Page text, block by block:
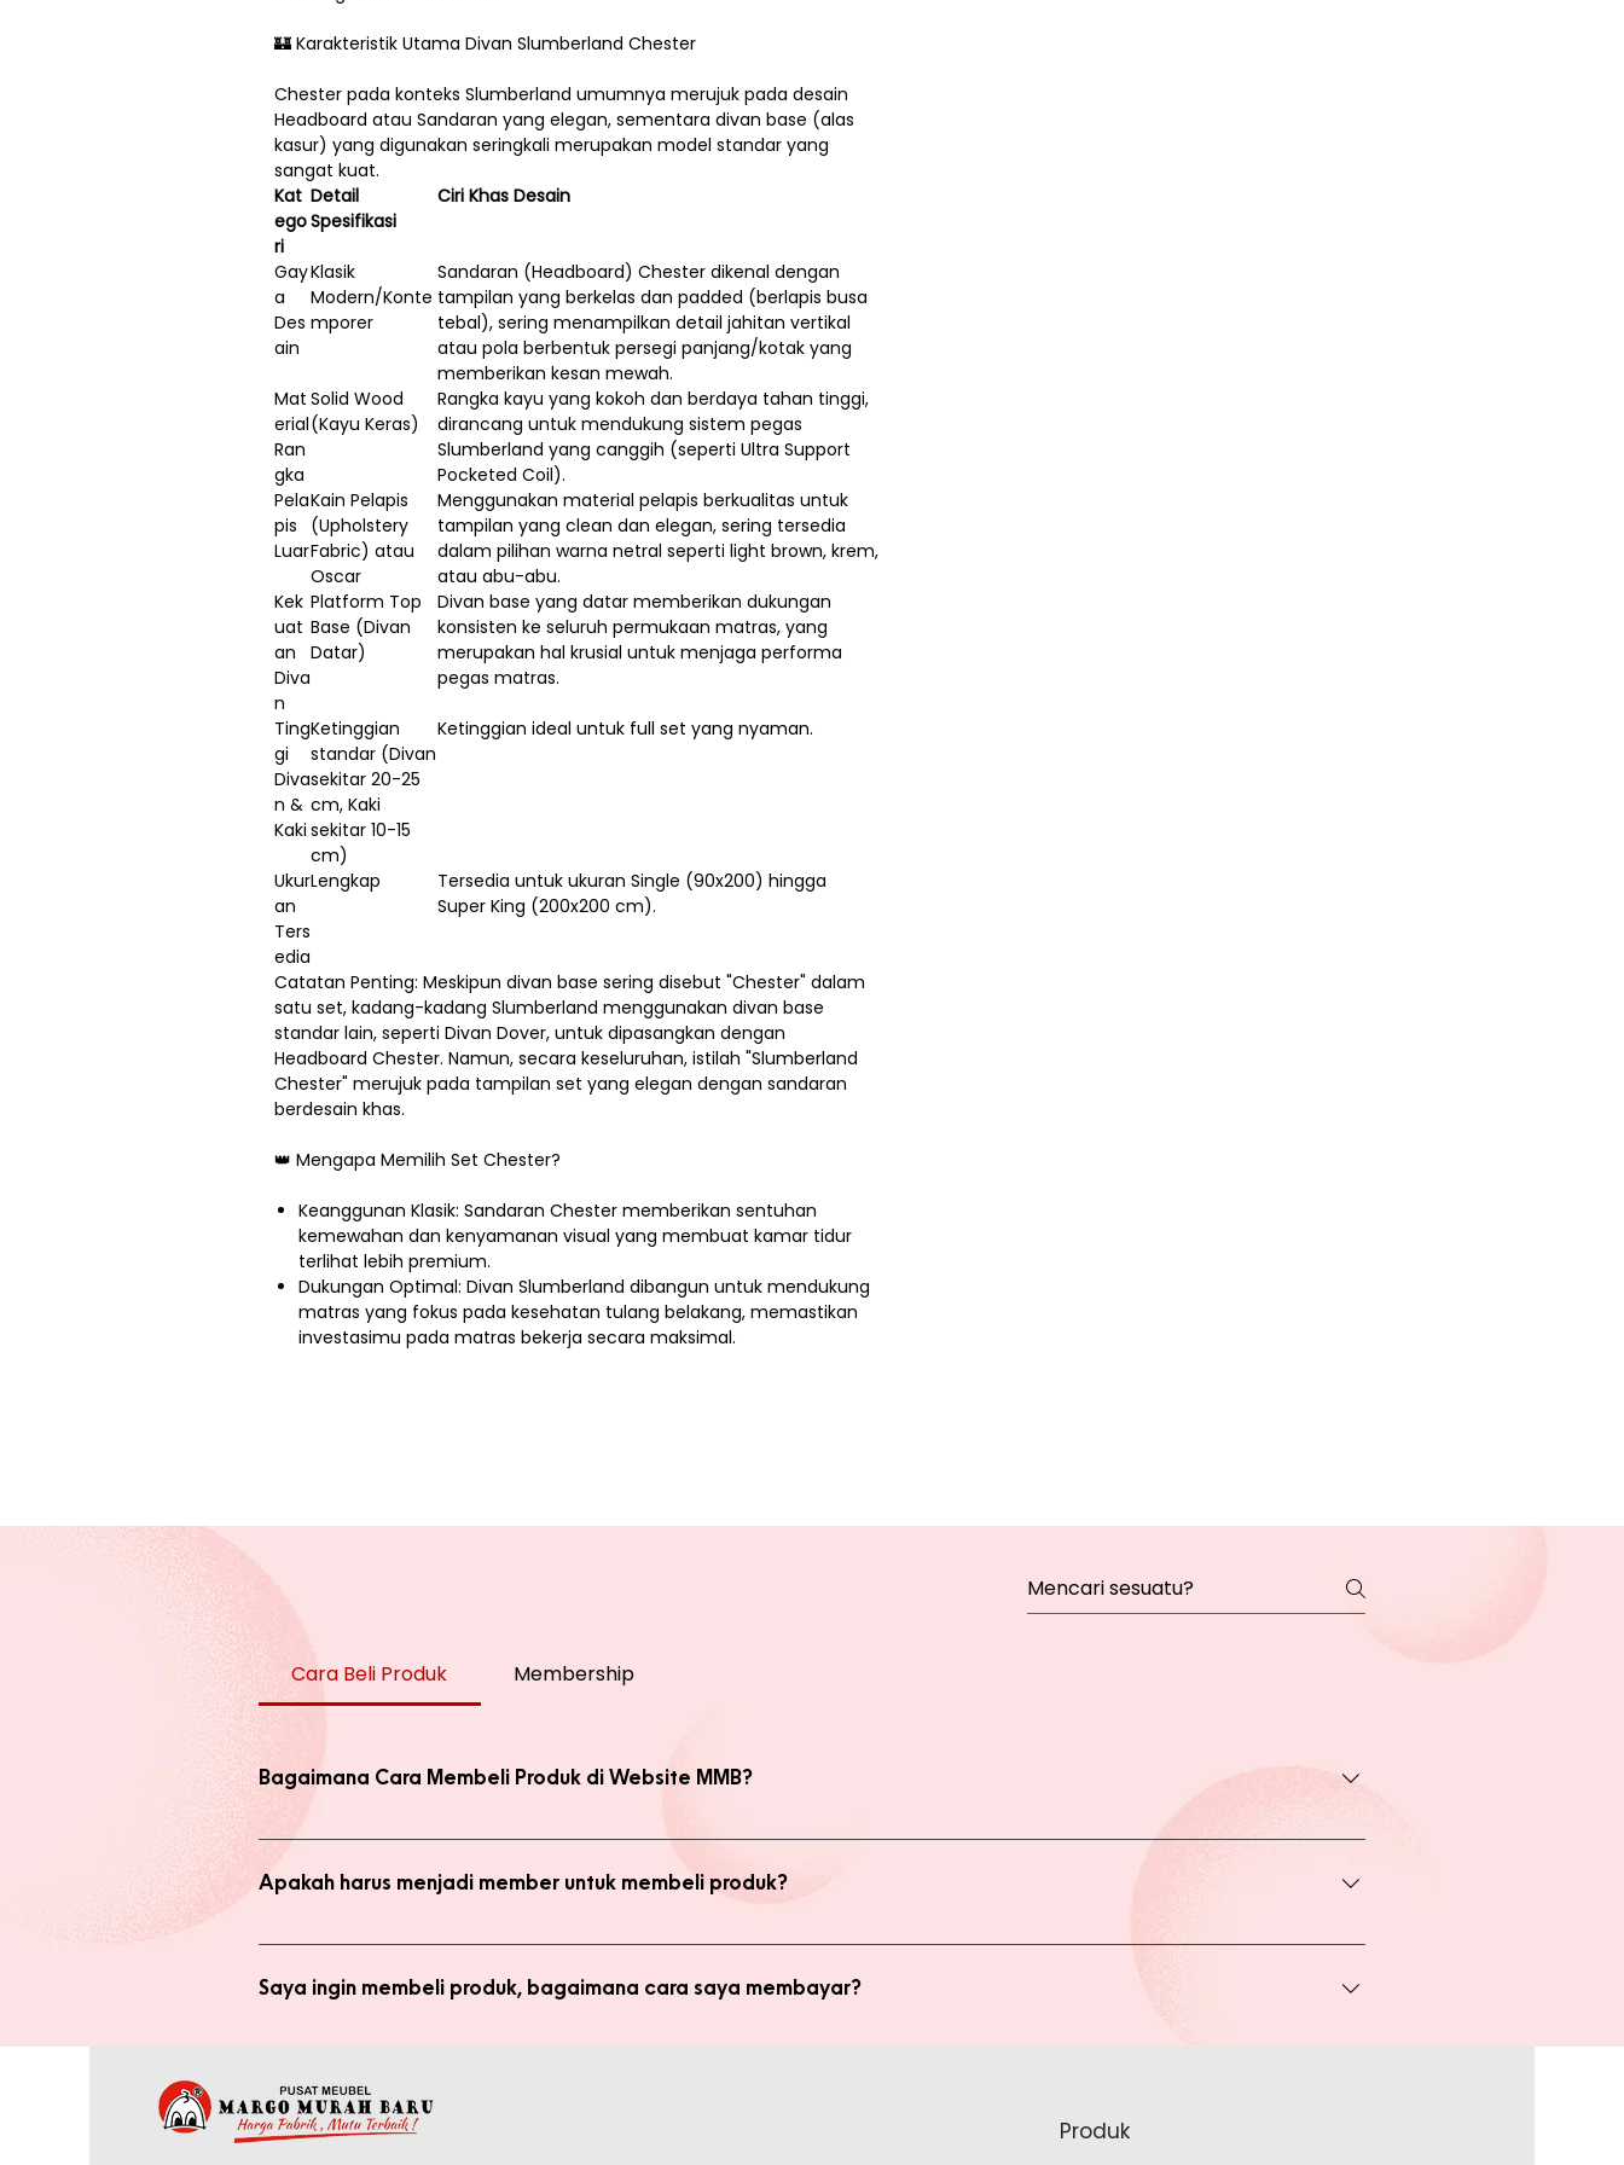
🏰 Karakteristik Utama Divan Slumberland Chester
Chester pada konteks Slumberland umumnya merujuk pada desain
Headboard atau Sandaran yang elegan, sementara divan base (alas
kasur) yang digunakan seringkali merupakan model standar yang
sangat kuat.
Kat
ego
ri
Detail
Spesifikasi
Ciri Khas Desain
Gay
a
Des
ain
Klasik
Modern/Konte
mporer
Sandaran (Headboard) Chester dikenal dengan
tampilan yang berkelas dan padded (berlapis busa
tebal), sering menampilkan detail jahitan vertikal
atau pola berbentuk persegi panjang/kotak yang
memberikan kesan mewah.
Mat
erial
Ran
gka
Solid Wood
(Kayu Keras)
Rangka kayu yang kokoh dan berdaya tahan tinggi,
dirancang untuk mendukung sistem pegas
Slumberland yang canggih (seperti Ultra Support
Pocketed Coil).
Pela
pis
Luar
Kain Pelapis
(Upholstery
Fabric) atau
Oscar
Menggunakan material pelapis berkualitas untuk
tampilan yang clean dan elegan, sering tersedia
dalam pilihan warna netral seperti light brown, krem,
atau abu-abu.
Kek
uat
an
Diva
n
Platform Top
Base (Divan
Datar)
Divan base yang datar memberikan dukungan
konsisten ke seluruh permukaan matras, yang
merupakan hal krusial untuk menjaga performa
pegas matras.
Ting
gi
Diva
n &
Kaki
Ketinggian
standar (Divan
sekitar 20-25
cm, Kaki
sekitar 10-15
cm)
Ketinggian ideal untuk full set yang nyaman.
Ukur
an
Ters
edia
Lengkap
Tersedia untuk ukuran Single (90x200) hingga
Super King (200x200 cm).
Catatan Penting: Meskipun divan base sering disebut "Chester" dalam
satu set, kadang-kadang Slumberland menggunakan divan base
standar lain, seperti Divan Dover, untuk dipasangkan dengan
Headboard Chester. Namun, secara keseluruhan, istilah "Slumberland
Chester" merujuk pada tampilan set yang elegan dengan sandaran
berdesain khas.
👑 Mengapa Memilih Set Chester?
Keanggunan Klasik: Sandaran Chester memberikan sentuhan
kemewahan dan kenyamanan visual yang membuat kamar tidur
terlihat lebih premium.
Dukungan Optimal: Divan Slumberland dibangun untuk mendukung
matras yang fokus pada kesehatan tulang belakang, memastikan
investasimu pada matras bekerja secara maksimal.
Cara Beli Produk Membership
Bagaimana Cara Membeli Produk di Website MMB?
Ada 2 jenis produk yang ada di website, yaitu produk Member dan Non Member. Anda bisa melakukan transaksi pada halaman Produk
Apakah harus menjadi member untuk membeli produk?
Anda tidak perlu bergabung menjadi member untuk membeli produk MMB. Tetapi ada keuntungan yang bisa Anda dapatkan apabila
Saya ingin membeli produk, bagaimana cara saya membayar?
yang tertulis dan konfirmasikan kepada Admin.
Saya sudah jadi member tapi tidak bisa login ke Produk Member, apa yang harus saya lakukan?
Produk